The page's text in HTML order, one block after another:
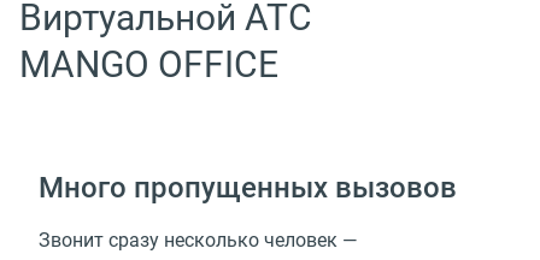
Виртуальной АТС
MANGO OFFICE
Много пропущенных вызовов
Звонит сразу несколько человек —